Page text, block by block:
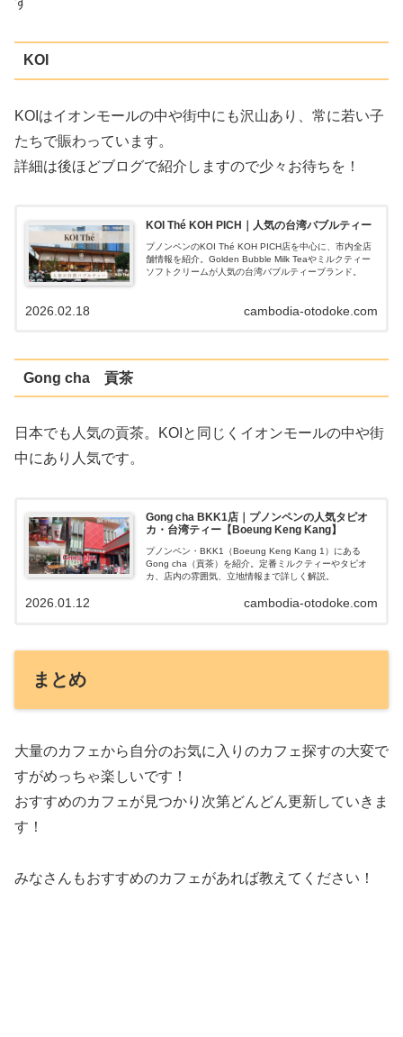
KOI
KOIはイオンモールの中や街中にも沢山あり、常に若い子
たちで賑わっています。
詳細は後ほどブログで紹介しますので少々お待ちを！
KOI Thé KOH PICH｜人気の台湾バブルティー
プノンペンのKOI Thé KOH PICH店を中心に、市内全店
舗情報を紹介。Golden Bubble Milk Teaやミルクティー
ソフトクリームが人気の台湾バブルティーブランド。
cambodia-otodoke.com
2026.02.18
Gong cha 貢茶
日本でも人気の貢茶。KOIと同じくイオンモールの中や街
中にあり人気です。
Gong cha BKK1店｜プノンペンの人気タピオ
カ・台湾ティー【Boeung Keng Kang】
プノンペン・BKK1（Boeung Keng Kang 1）にある
Gong cha（貢茶）を紹介。定番ミルクティーやタピオ
カ、店内の雰囲気、立地情報まで詳しく解説。
cambodia-otodoke.com
2026.01.12
まとめ
大量のカフェから自分のお気に入りのカフェ探すの大変で
すがめっちゃ楽しいです！
おすすめのカフェが見つかり次第どんどん更新していきま
す！
みなさんもおすすめのカフェがあれば教えてください！